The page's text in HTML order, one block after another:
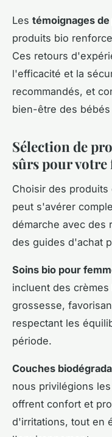
Les témoignages
produits bio
Ces retours
l'efficacité et la
recommandés, et
bien-être des
Sélection de
sûrs pour
Choisir des
peut s'avérer
démarche avec des
des guides d'achat
Soins bio pour
incluent des
grossesse,
respectant les
période.
Couches
nous privilégions
offrent confort et
d'irritations, tout en